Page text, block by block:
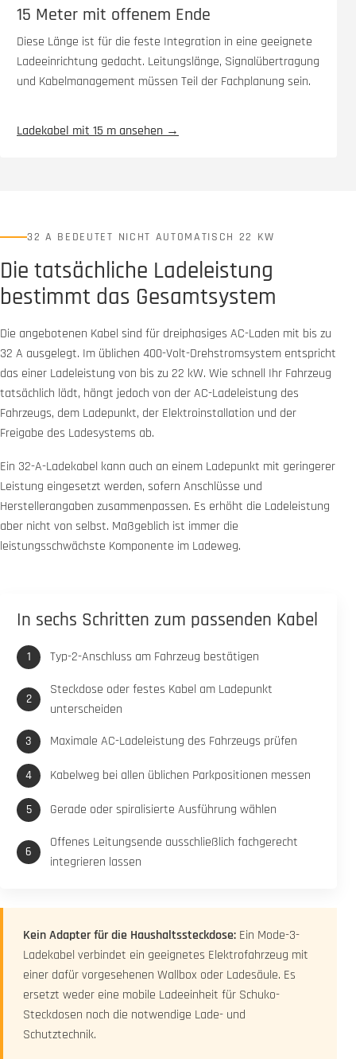
15 Meter mit offenem Ende
Diese Länge ist für die feste Integration in eine geeignete
Ladeeinrichtung gedacht. Leitungslänge, Signalübertragung
und Kabelmanagement müssen Teil der Fachplanung sein.
Ladekabel mit 15 m ansehen →
32 A BEDEUTET NICHT AUTOMATISCH 22 KW
Die tatsächliche Ladeleistung
bestimmt das Gesamtsystem
Die angebotenen Kabel sind für dreiphasiges AC-Laden mit bis zu
32 A ausgelegt. Im üblichen 400-Volt-Drehstromsystem entspricht
das einer Ladeleistung von bis zu 22 kW. Wie schnell Ihr Fahrzeug
tatsächlich lädt, hängt jedoch von der AC-Ladeleistung des
Fahrzeugs, dem Ladepunkt, der Elektroinstallation und der
Freigabe des Ladesystems ab.
Ein 32-A-Ladekabel kann auch an einem Ladepunkt mit geringerer
Leistung eingesetzt werden, sofern Anschlüsse und
Herstellerangaben zusammenpassen. Es erhöht die Ladeleistung
aber nicht von selbst. Maßgeblich ist immer die
leistungsschwächste Komponente im Ladeweg.
In sechs Schritten zum passenden Kabel
Typ-2-Anschluss am Fahrzeug bestätigen
Steckdose oder festes Kabel am Ladepunkt
unterscheiden
Maximale AC-Ladeleistung des Fahrzeugs prüfen
Kabelweg bei allen üblichen Parkpositionen messen
Gerade oder spiralisierte Ausführung wählen
Offenes Leitungsende ausschließlich fachgerecht
integrieren lassen
Kein Adapter für die Haushaltssteckdose: Ein Mode-3-
Ladekabel verbindet ein geeignetes Elektrofahrzeug mit
einer dafür vorgesehenen Wallbox oder Ladesäule. Es
ersetzt weder eine mobile Ladeeinheit für Schuko-
Steckdosen noch die notwendige Lade- und
Schutztechnik.